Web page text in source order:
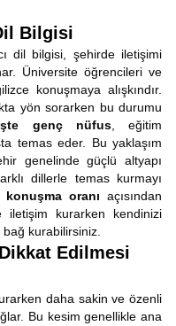
Bilgisi
dil bilgisi, şehirde iletişimi
Üniversite öğrencileri ve
konuşmaya alışkındır.
yön sorarken bu durumu
genç nüfus, eğitim
temas eder. Bu yaklaşım
genelinde güçlü altyapı
dillerle temas kurmayı
konuşma oranı açısından
iletişim kurarken kendinizi
kurabilirsiniz.
Edilmesi
daha sakin ve özenli
Bu kesim genellikle ana